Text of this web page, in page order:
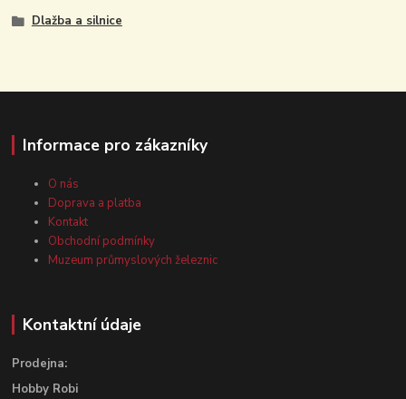
Dlažba a silnice
Informace pro zákazníky
O nás
Doprava a platba
Kontakt
Obchodní podmínky
Muzeum průmyslových železnic
Kontaktní údaje
Prodejna:
Hobby Robi